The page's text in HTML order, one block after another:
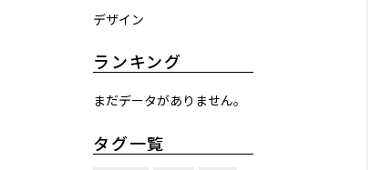
デザイン
ランキング
まだデータがありません。
タグ一覧